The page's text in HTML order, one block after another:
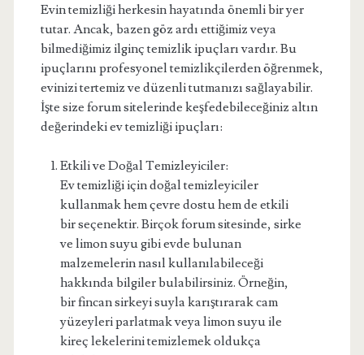
Evin temizliği herkesin hayatında önemli bir yer
tutar. Ancak, bazen göz ardı ettiğimiz veya
bilmediğimiz ilginç temizlik ipuçları vardır. Bu
ipuçlarını profesyonel temizlikçilerden öğrenmek,
evinizi tertemiz ve düzenli tutmanızı sağlayabilir.
İşte size forum sitelerinde keşfedebileceğiniz altın
değerindeki ev temizliği ipuçları:
Etkili ve Doğal Temizleyiciler:
Ev temizliği için doğal temizleyiciler
kullanmak hem çevre dostu hem de etkili
bir seçenektir. Birçok forum sitesinde, sirke
ve limon suyu gibi evde bulunan
malzemelerin nasıl kullanılabileceği
hakkında bilgiler bulabilirsiniz. Örneğin,
bir fincan sirkeyi suyla karıştırarak cam
yüzeyleri parlatmak veya limon suyu ile
kireç lekelerini temizlemek oldukça